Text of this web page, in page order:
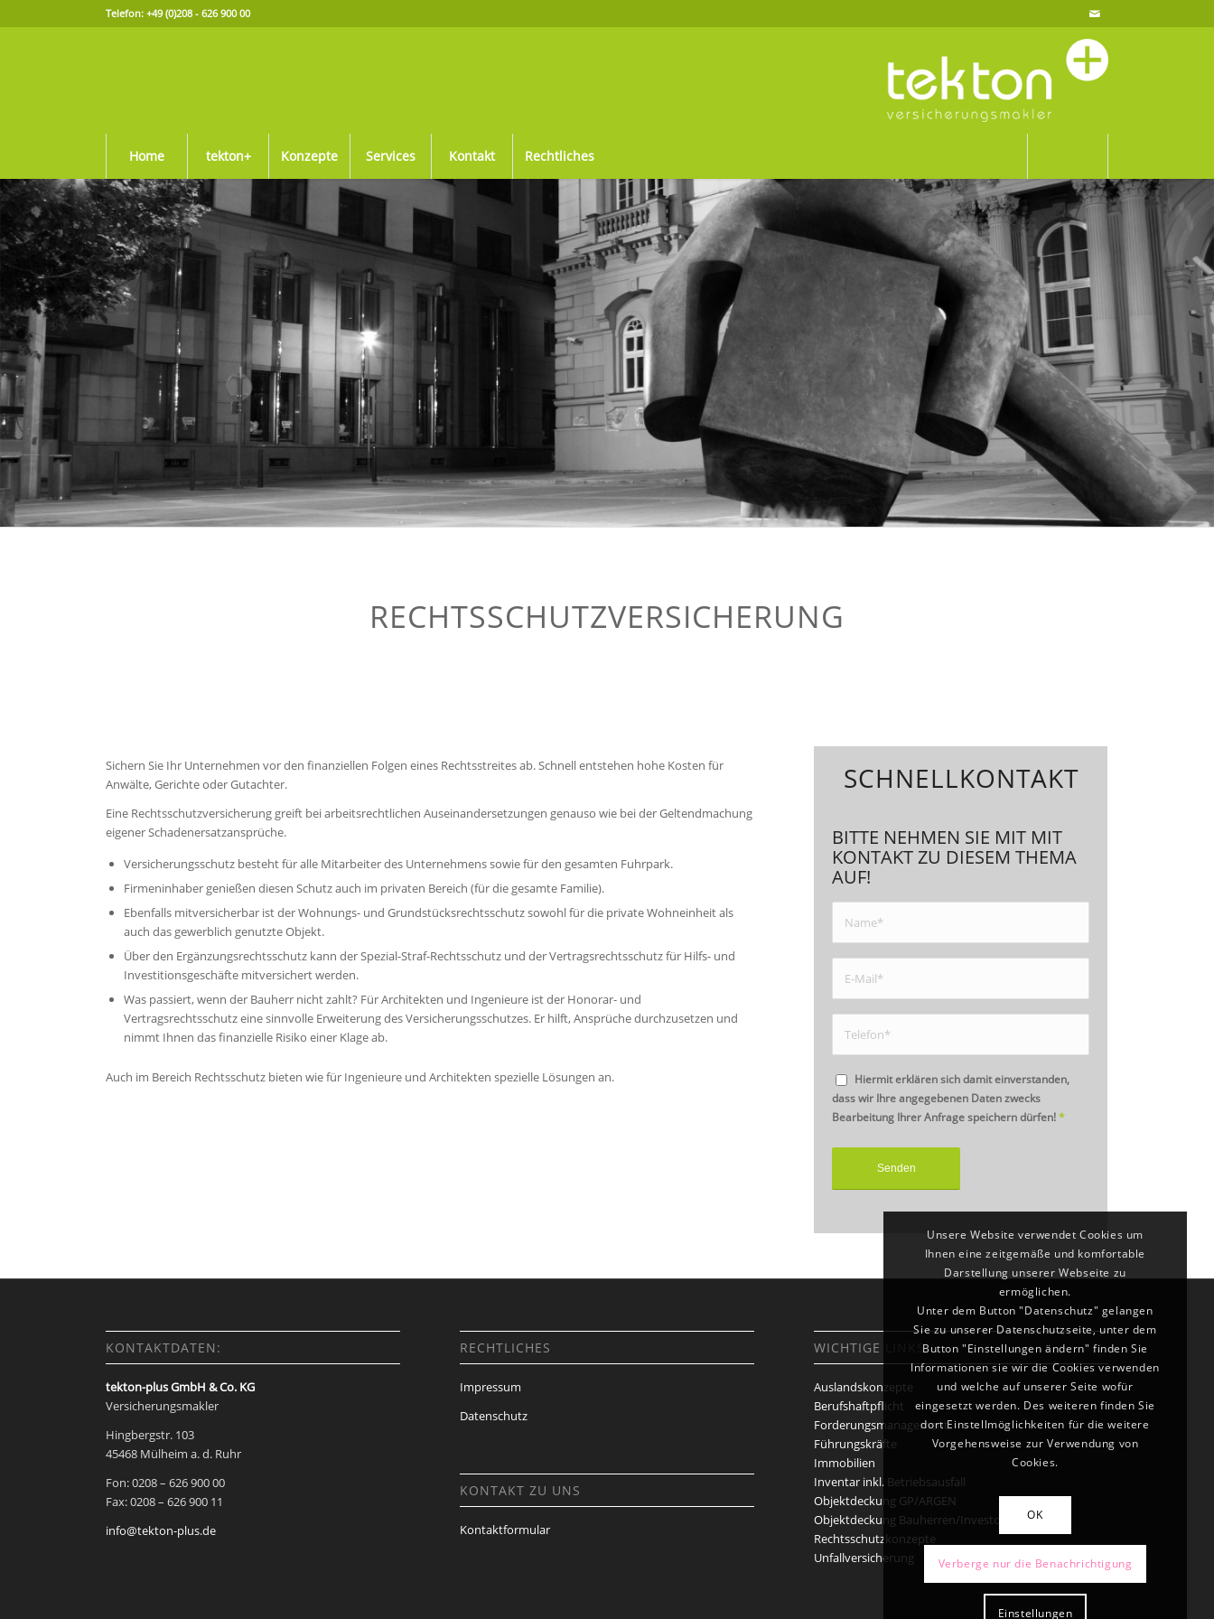
Telefon: +49 (0)208 - 626 900 00
Home tekton+ Konzepte Services Kontakt Rechtliches
RECHTSSCHUTZVERSICHERUNG
Sichern Sie Ihr Unternehmen vor den finanziellen Folgen eines Rechtsstreites ab. Schnell entstehen hohe Kosten für
Anwälte, Gerichte oder Gutachter.
Eine Rechtsschutzversicherung greift bei arbeitsrechtlichen Auseinandersetzungen genauso wie bei der Geltendmachung
eigener Schadenersatzansprüche.
Versicherungsschutz besteht für alle Mitarbeiter des Unternehmens sowie für den gesamten Fuhrpark.
Firmeninhaber genießen diesen Schutz auch im privaten Bereich (für die gesamte Familie).
Ebenfalls mitversicherbar ist der Wohnungs- und Grundstücksrechtsschutz sowohl für die private Wohneinheit als
auch das gewerblich genutzte Objekt.
Über den Ergänzungsrechtsschutz kann der Spezial-Straf-Rechtsschutz und der Vertragsrechtsschutz für Hilfs- und
Investitionsgeschäfte mitversichert werden.
Was passiert, wenn der Bauherr nicht zahlt? Für Architekten und Ingenieure ist der Honorar- und
Vertragsrechtsschutz eine sinnvolle Erweiterung des Versicherungsschutzes. Er hilft, Ansprüche durchzusetzen und
nimmt Ihnen das finanzielle Risiko einer Klage ab.
Auch im Bereich Rechtsschutz bieten wie für Ingenieure und Architekten spezielle Lösungen an.
SCHNELLKONTAKT
BITTE NEHMEN SIE MIT MIT
KONTAKT ZU DIESEM THEMA
AUF!
Hiermit erklären sich damit einverstanden,
dass wir Ihre angegebenen Daten zwecks
Bearbeitung Ihrer Anfrage speichern dürfen!*
KONTAKTDATEN:
tekton-plus GmbH & Co. KG
Versicherungsmakler
Hingbergstr. 103
45468 Mülheim a. d. Ruhr
Fon: 0208 – 626 900 00
Fax: 0208 – 626 900 11
info@tekton-plus.de
RECHTLICHES
Impressum
Datenschutz
KONTAKT ZU UNS
Kontaktformular
WICHTIGE LINKS
Auslandskonzepte
Berufshaftpflicht
Forderungsmanagement
Führungskräfte
Immobilien
Inventar inkl. Betriebsausfall
Objektdeckung GP/ARGEN
Objektdeckung Bauherren/Investoren
Rechtsschutzkonzepte
Unfallversicherung
Unsere Website verwendet Cookies um
Ihnen eine zeitgemäße und komfortable
Darstellung unserer Webseite zu
ermöglichen.
Unter dem Button "Datenschutz" gelangen
Sie zu unserer Datenschutzseite, unter dem
Button "Einstellungen ändern" finden Sie
Informationen sie wir die Cookies verwenden
und welche auf unserer Seite wofür
eingesetzt werden. Des weiteren finden Sie
dort Einstellmöglichkeiten für die weitere
Vorgehensweise zur Verwendung von
Cookies.
OK
Verberge nur die Benachrichtigung
Einstellungen